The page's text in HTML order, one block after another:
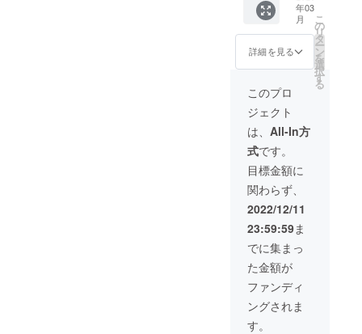
詳細は
「10.リ
のご紹
介」か
認をお
願いい
たしま
す。 ま
地で掘
り出し
を見学
される
方には
抑えて
頂きた
い知識
が詰
まった
アーカ
イブ動
画視聴
磨き方
の解説
書が付
属しま
識が無
も完成
見本の
様に研
磨する
事が可
能で
す。
月を予
定して
おりま
す。
は玉骨
標本
マッコ
ウクジ
ラ
（10cm
サイズ
研磨済
み）で
す。
る「玉
骨標
本」が
あなた
の家に
届きま
す。 ※
備考欄
にてA B
C Dのい
ずれか
をお選
びくだ
さい
発送は3
月を予
定して
おりま
す。
サンプ
ル画像
は玉骨
標本
マッコ
年03
月
詳細を見る
こ
の
リ
タ
ー
ン
を
選
択
す
る
このプロ
ジェクト
は、 All-In方
式です。
目標金額に
関わらず、
2022/12/11
23:59:59ま
でに集まっ
た金額が
ファンディ
ングされま
す。